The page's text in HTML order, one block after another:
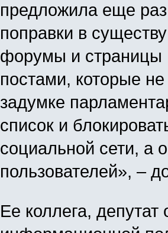
предложила еще раз
поправки в
форумы и страницы
постами, которые
задумке
список и
социальной сети, а
пользователей», –
Ее коллега,